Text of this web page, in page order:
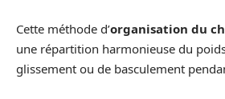
Cette méthode d’organisation du
une répartition harmonieuse du
glissement ou de basculement